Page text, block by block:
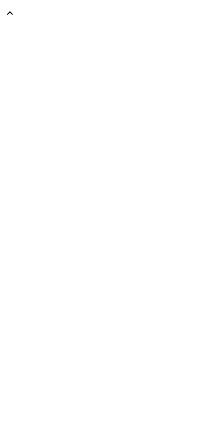
keyboard_arrow_up